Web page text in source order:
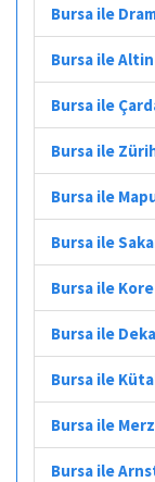
Bursa ile
Bursa ile
Bursa ile
Bursa ile
Bursa ile
Bursa ile
Bursa ile
Bursa ile
Bursa ile
Bursa ile
Bursa ile